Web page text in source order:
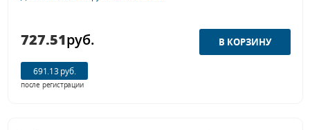
727.51руб.
691.13 руб.
после регистрации